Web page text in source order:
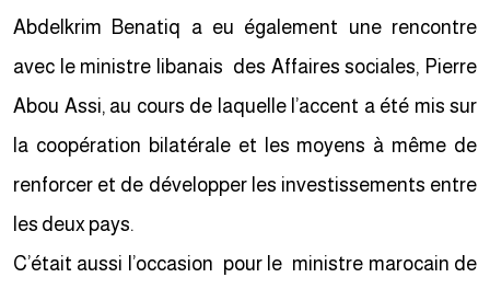
Abdelkrim Benatiq a eu également une rencontre
avec le ministre libanais des Affaires sociales, Pierre
Abou Assi, au cours de laquelle l’accent a été mis sur
la coopération bilatérale et les moyens à même de
renforcer et de développer les investissements entre
les deux pays.
C’était aussi l’occasion pour le ministre marocain de